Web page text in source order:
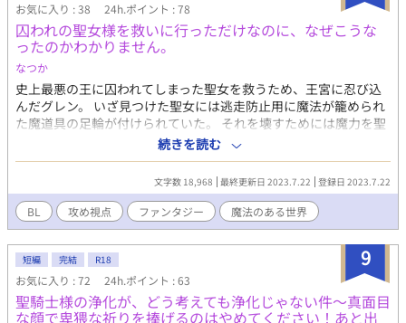
お気に入り : 38 24h.ポイント : 78
囚われの聖女様を救いに行っただけなのに、なぜこうな
ったのかわかりません。
なつか
史上最悪の王に囚われてしまった聖女を救うため、王宮に忍び込
んだグレン。 いざ見つけた聖女には逃走防止用に魔法が籠められ
た魔道具の足輪が付けられていた。 それを壊すためには魔力を聖
女に受け渡してもらう必要があるという。 ではその方法は？ 「僕
を抱けばいい」 そんな感じで型破りな聖女様(♂)に振り回される
続きを読む
文字数 18,968 最終更新日 2023.7.22 登録日 2023.7.22
BL 攻め視点 ファンタジー 魔法のある世界
9
短編 完結 R18
お気に入り : 72 24h.ポイント : 63
聖騎士様の浄化が、どう考えても浄化じゃない件～真面目
な顔で卑猥な祈りを捧げるのはやめてください！あと出